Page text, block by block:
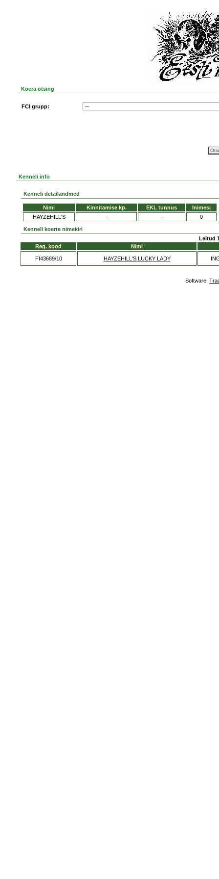
Koera otsing
FCI grupp:
Kenneli info
Kenneli detailandmed
Nimi Kinnitamise kp. EKL tunnus
Inimesi
HAYZEHILL'S
- - 0
Kenneli koerte nimekiri
Leitud
Reg. kood
Nimi
FI43689/10 HAYZEHILL'S LUCKY LADY
Software: